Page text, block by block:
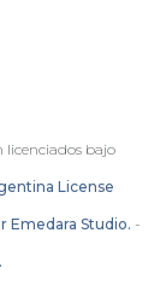
licenciados bajo
License
Emedara Studio. -